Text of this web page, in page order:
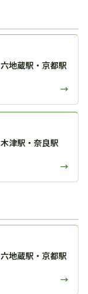
地蔵駅・京都駅
→
津駅・奈良駅
→
地蔵駅・京都駅
→